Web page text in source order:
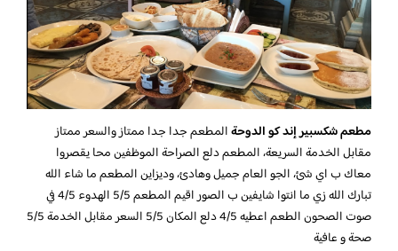
مطعم شكسبير إند كو الدوحةالمطعم جدا جدا ممتاز والسعر ممتاز
مقابل الخدمة السريعة، المطعم دلع الصراحة الموظفين محا يقصروا
معاك ب اي شئ، الجو العام جميل وهادئ، وديزاين المطعم ما شاء الله
تبارك الله زي ما انتوا شايفين ب الصور اقيم المطعم 5/5 الهدوء 4/5 في
صوت الصحون الطعم اعطيه 4/5 دلع المكان 5/5 السعر مقابل الخدمة 5/5
صحة و عافية